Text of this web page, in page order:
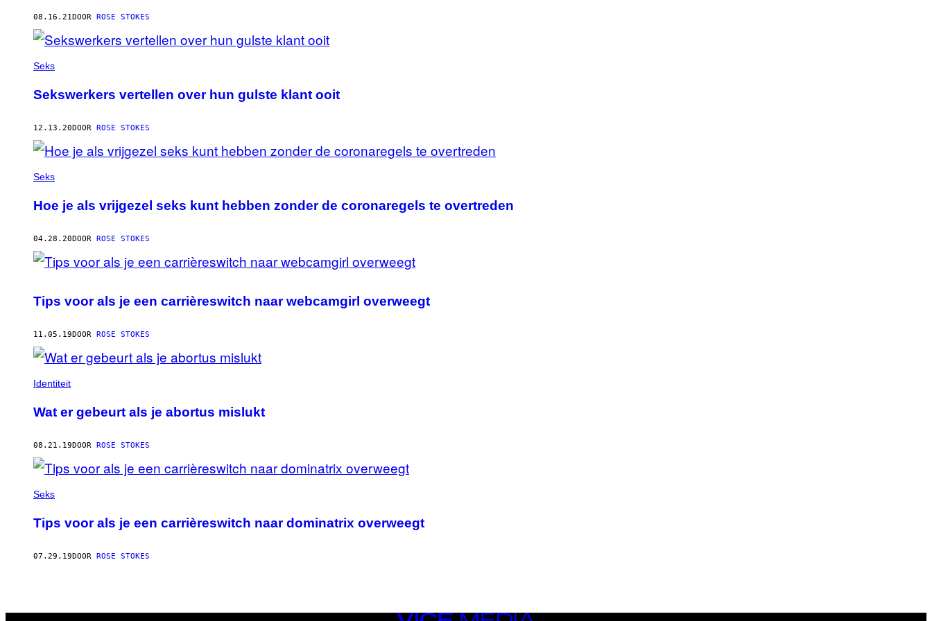
08.16.21DOOR ROSE STOKES
Seks
Sekswerkers vertellen over hun gulste klant ooit
12.13.20DOOR ROSE STOKES
Seks
Hoe je als vrijgezel seks kunt hebben zonder de coronaregels te overtreden
04.28.20DOOR ROSE STOKES
Tips voor als je een carrièreswitch naar webcamgirl overweegt
11.05.19DOOR ROSE STOKES
Identiteit
Wat er gebeurt als je abortus mislukt
08.21.19DOOR ROSE STOKES
Seks
Tips voor als je een carrièreswitch naar dominatrix overweegt
07.29.19DOOR ROSE STOKES
VICE